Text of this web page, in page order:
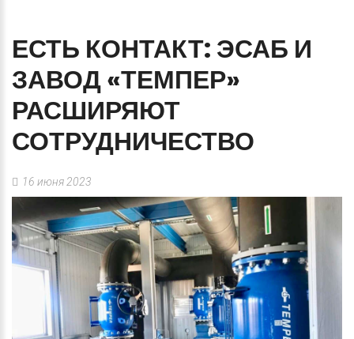
ЕСТЬ КОНТАКТ: ЭСАБ И
ЗАВОД«ТЕМПЕР»
РАСШИРЯЮТ
СОТРУДНИЧЕСТВО
16 июня 2023